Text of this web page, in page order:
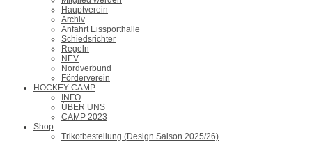
Hauptverein
Archiv
Anfahrt Eissporthalle
Schiedsrichter
Regeln
NEV
Nordverbund
Förderverein
HOCKEY-CAMP
INFO
ÜBER UNS
CAMP 2023
Shop
Trikotbestellung (Design Saison 2025/26)